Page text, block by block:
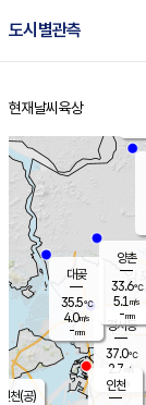
도시별관측
홈
현재날씨 육상
경서동
37.0℃
2.7 m/s
-mm
대곶
35.5℃
4.0m/s
-mm
양촌
33.6℃
5.1 m/s
-mm
인천(공)
인천